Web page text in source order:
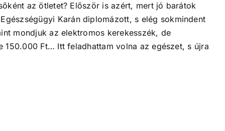
az ötletet? Először is azért, mert jó barátok
Karán diplomázott, s elég sokmindent
mondjuk az elektromos kerekesszék, de
150.000 Ft… Itt feladhattam volna az egészet, s újra